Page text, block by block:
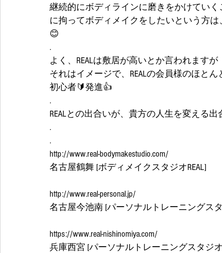
継続的にボディラインに磨きをかけてい
に拘ってボディメイクをしたいという方
😊
.
よく、REALは敷居が高いとか言われますが
それはイメージで、REALの会員様のほとん
初心者🔰発進👍
.
REALとの出合いが、貴方の人生を変える
.
.
http://www.real-bodymakestudio.com/
名古屋鶴舞 [ボディメイクスタジオREAL]
http://www.real-personal.jp/
名古屋今池南 [パーソナルトレーニングスタ
https://www.real-nishinomiya.com/
兵庫西宮 [パーソナルトレーニングスタジオ